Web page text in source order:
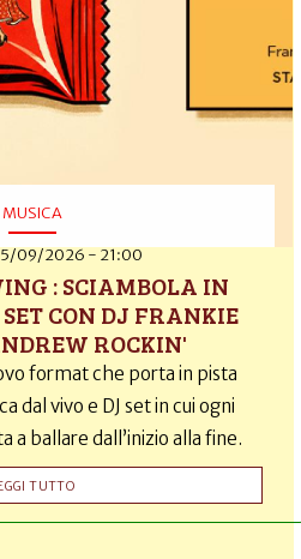
MUSICA
09/2026 - 21:00
: SCIAMBOLA IN
SET CON DJ FRANKIE
ROCKIN'
format che porta in pista
dal vivo e DJ set in cui ogni
a ballare dall’inizio alla fine.
TUTTO